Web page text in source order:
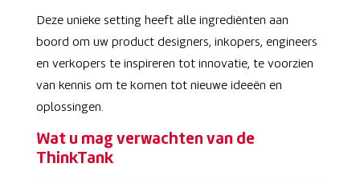
Deze unieke setting heeft alle ingrediënten aan
boord om uw product designers, inkopers, engineers
en verkopers te inspireren tot innovatie, te voorzien
van kennis om te komen tot nieuwe ideeën en
oplossingen.
Wat u mag verwachten van de
ThinkTank